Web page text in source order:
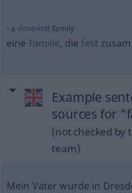
a close-knit family
eine Familie, diefest
Example
sources for
(not checked by
team)
Mein Vater wurde in